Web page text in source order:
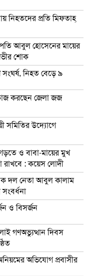
নিহতদের প্রতি মিফতাহ্
আবুল হোসেনের মায়ের
শোক
নিহত বেড়ে ৯
করছেন জেলা জজ
সমিতির উদ্যোগে
গড়তে ও বাবা-মায়ের মুখ
রাখবে : কয়েস লোদী
দল নেতা আবুল কালাম
ও বিসর্জন
গণঅভ্যুত্থান দিবস
অভিযোগ প্রবাসীর